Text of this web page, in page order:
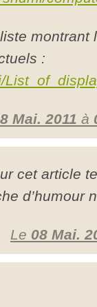
montrant
:
Mai. 2011 à
cet article
d’humour
Le 08 Mai.